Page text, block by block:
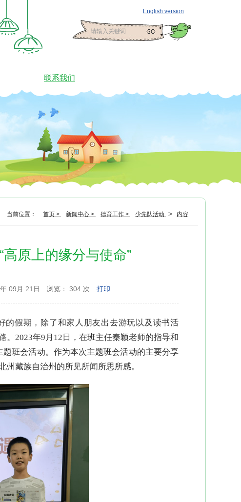
English version
联系我们
当前位置： 首页 > 新闻中心 > 德育工作 > 少先队活动 > 内容
原上的缘分与使命”
09月 21日 浏览： 304 次 打印
的假期，除了和家人朋友出去游玩以及读书活
。2023年9月12日，在班主任秦颖老师的指导和
班会活动。作为本次主题班会活动的主要分享
州藏族自治州的所见所闻所思所感。